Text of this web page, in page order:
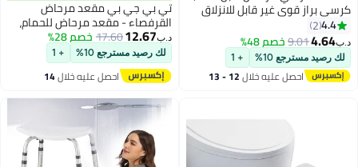
كرسي براز قوي غير قابل للانزلاق
للبالغين مع تدليك للقدم، يمنع
الإمساك، مسند للقدم لتحسين حركة
الأمعاء، أبيض
4.4
2
د.ب‏4.64
9.01خصم 48%
لك رصيد مسترجع 10% + 1
احصل عليه خلال 12 - 13
اغسطس
تي بي جي بي مقعد مرحاض
القرفصاء - مقعد مرحاض للحمام،
مقعد نونية المرحاض، مركب من
الخشب والبلاستيك، 7 انش، مقعد
حمام للبالغين وكبار السن
د.ب‏12.67
17.60خصم 28%
لك رصيد مسترجع 10% + 1
احصل عليه خلال14
اغسطس